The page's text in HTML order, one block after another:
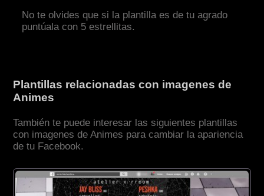
No te olvides que si la plantilla es de tu agrado
puntúala con 5 estrellitas.
Plantillas relacionadas con imagenes de
Animes
También te puede interesar las siguientes plantillas
con imagenes de Animes para cambiar la apariencia
de tu Facebook.